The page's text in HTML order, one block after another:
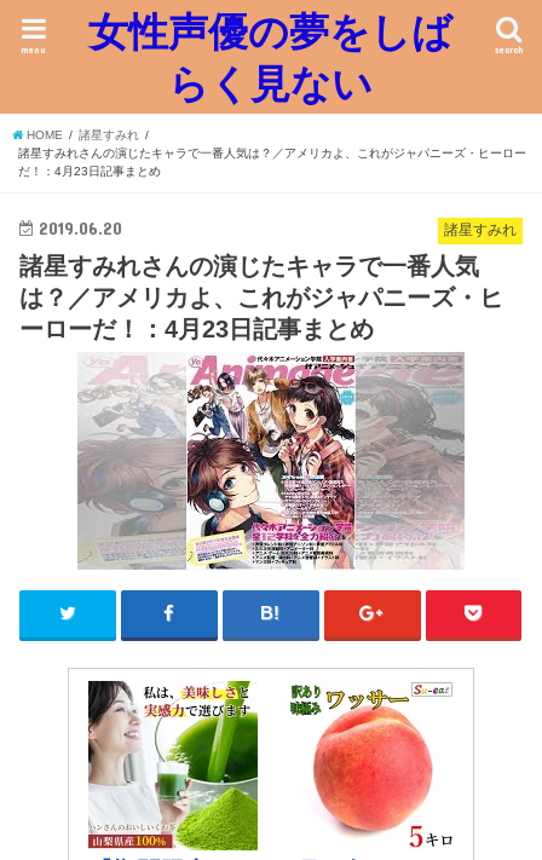
女性声優の夢をしば
らく見ない
search
menu
HOME
諸星すみれ
諸星すみれさんの演じたキャラで一番人気は？／アメリカよ、これがジャパニーズ・ヒーロー
だ！：4月23日記事まとめ
諸星すみれ
2019.06.20
諸星すみれさんの演じたキャラで一番人気
は？／アメリカよ、これがジャパニーズ・ヒ
ーローだ！：4月23日記事まとめ